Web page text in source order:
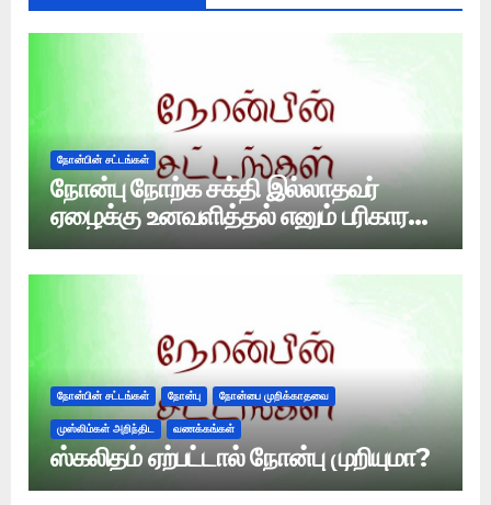
நோன்பின் சட்டங்கள்
நோன்பு நோற்க சக்தி இல்லாதவர்
ஏழைக்கு உனவளித்தல் எனும் பரிகாரம்
செய்ய வேண்டுமா?
நோன்பின் சட்டங்கள் நோன்பு நோன்பை முறிக்காதவை
முஸ்லிம்கள் அறிந்திட வணக்கங்கள்
ஸ்கலிதம் ஏற்பட்டால் நோன்பு முறியுமா?